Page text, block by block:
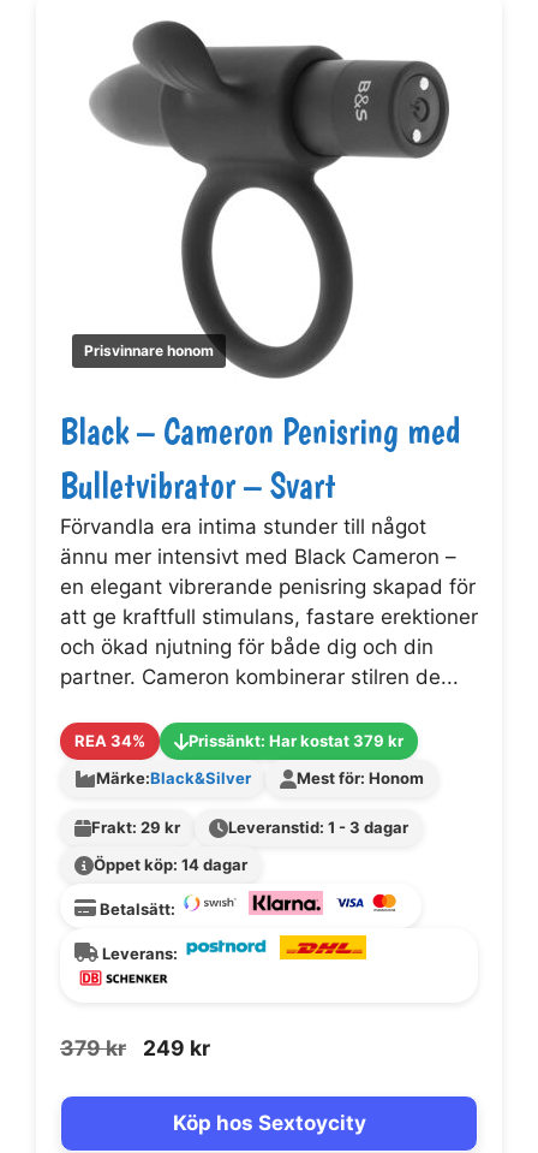
Prisvinnare honom
Black – Cameron Penisring med
Bulletvibrator – Svart
Förvandla era intima stunder till något
ännu mer intensivt med Black Cameron –
en elegant vibrerande penisring skapad för
att ge kraftfull stimulans, fastare erektioner
och ökad njutning för både dig och din
partner. Cameron kombinerar stilren de...
REA 34%
Prissänkt: Har kostat 379 kr
Märke:Black&Silver Mest för: Honom
Frakt: 29 kr
Leveranstid: 1 - 3 dagar
Öppet köp: 14 dagar
Betalsätt:
Leverans:
379kr
Det
priset
249 krDet
priset
Köp hos Sextoycity